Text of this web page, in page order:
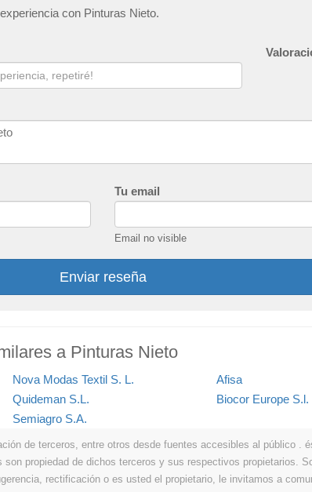
con Pinturas Nieto.
Tu email
Email no visible
Enviar reseña
a Pinturas Nieto
Nova Modas Textil S. L.
Afisa
Quideman S.L.
Biocor Europe S.l.
Semiagro S.A.
de terceros, entre otros desde fuentes accesibles al público .
propiedad de dichos terceros y sus respectivos propietarios.
rectificación o es usted el propietario, le invitamos a